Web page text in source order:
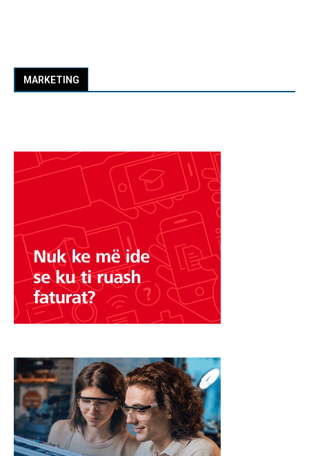
MARKETING